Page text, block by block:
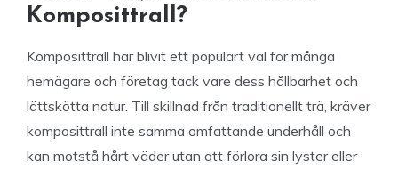
Komposittrall?
Komposittrall har blivit ett populärt val för många
hemägare och företag tack vare dess hållbarhet och
lättskötta natur. Till skillnad från traditionellt trä, kräver
komposittrall inte samma omfattande underhåll och
kan motstå hårt väder utan att förlora sin lyster eller